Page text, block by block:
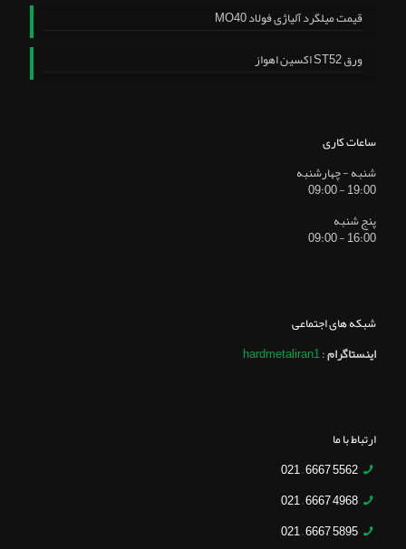
قیمت میلگرد آلیاژی فولاد MO40
ورق ST52 اکسین اهواز
ساعات کاری
شنبه - چهارشنبه
19:00 - 09:00
پنج شنبه
16:00 - 09:00
شبکه های اجتماعی
اینستاگرام:
hardmetaliran1
ارتباط با ما
5562 6667 – 021
4968 6667 – 021
5895 6667 – 021